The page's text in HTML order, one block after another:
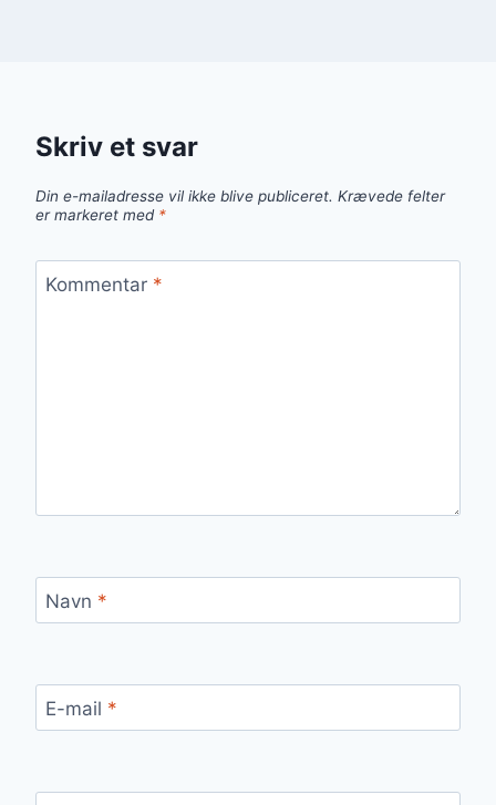
Skriv et svar
Din e-mailadresse vil ikke blive publiceret. Krævede felter
er markeret med *
Kommentar *
Navn *
E-mail *